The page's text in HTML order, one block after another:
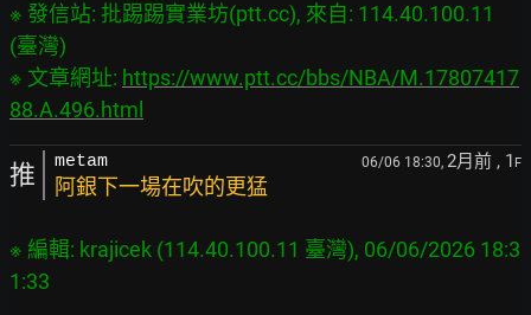
※ 發信站: 批踢踢實業坊(ptt.cc), 來自: 114.40.100.11
(臺灣)
※ 文章網址: https://www.ptt.cc/bbs/NBA/M.17807417
88.A.496.html
推 metam 06/06 18:30, 2月前 , 1 F
阿銀下一場在吹的更猛
※ 編輯: krajicek (114.40.100.11 臺灣), 06/06/2026 18:3